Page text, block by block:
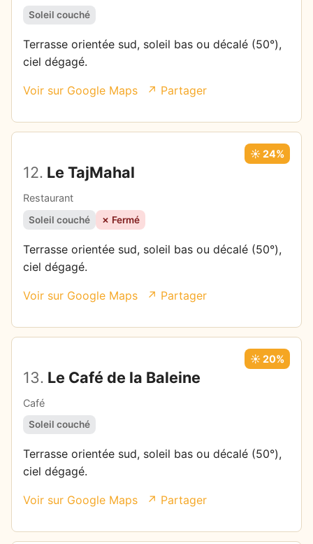
Soleil couché
Terrasse orientée sud, soleil bas ou décalé (50°),
ciel dégagé.
Voir sur Google Maps ↗ Partager
12. Le TajMahal
Restaurant
☀️ 24%
Soleil couché ✗ Fermé
Terrasse orientée sud, soleil bas ou décalé (50°),
ciel dégagé.
Voir sur Google Maps ↗ Partager
13. Le Café de la Baleine
Café
☀️ 20%
Soleil couché
Terrasse orientée sud, soleil bas ou décalé (50°),
ciel dégagé.
Voir sur Google Maps ↗ Partager